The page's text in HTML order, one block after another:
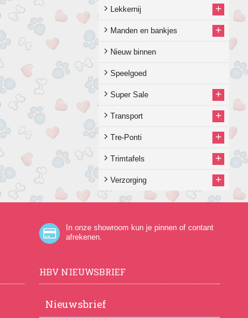
Lekkernij +
Manden en bankjes +
Nieuw binnen
Speelgoed
Super Sale +
Transport +
Tre-Ponti +
Trimtafels +
Verzorging +
In onze showroom kun je pinnen of contant
afrekenen.
HBV NIEUWSBRIEF
Nieuwsbrief